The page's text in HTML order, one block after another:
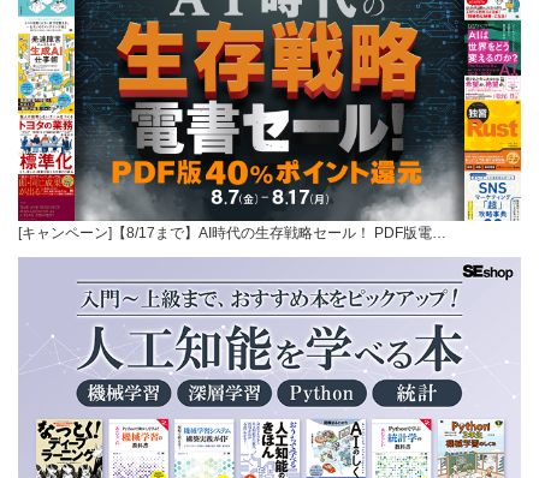
[キャンペーン]【8/17まで】AI時代の生存戦略セール！ PDF版電…